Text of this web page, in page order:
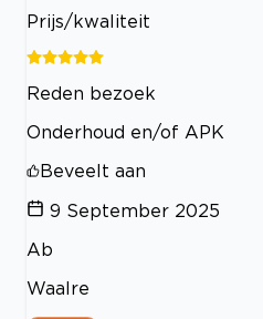
Prijs/kwaliteit
Reden bezoek
Onderhoud en/of APK
Beveelt aan
9 September 2025
Ab
Waalre